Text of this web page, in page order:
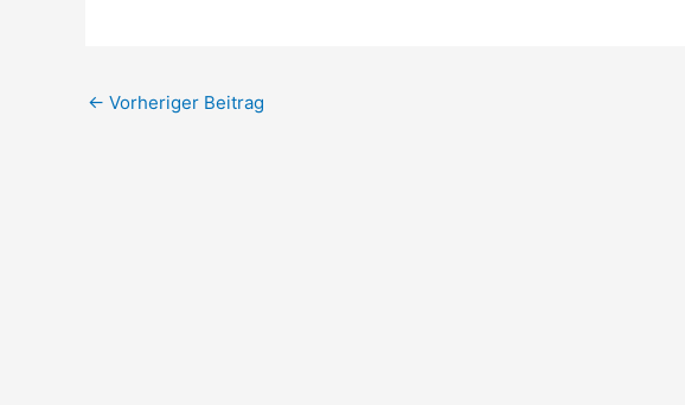
← Vorheriger Beitrag